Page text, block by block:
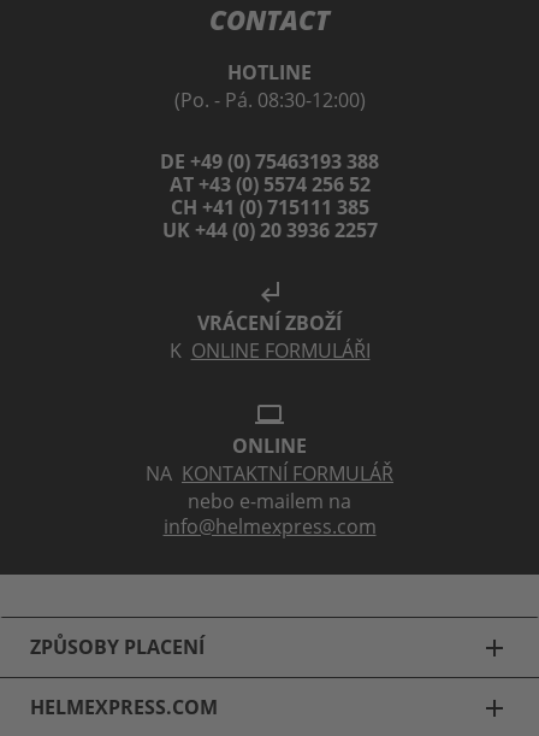
CONTACT
HOTLINE
(Po. - Pá. 08:30-12:00)
DE +49 (0) 75463193 388
AT +43 (0) 5574 256 52
CH +41 (0) 715111 385
UK +44 (0) 20 3936 2257
subdirectory_arrow_left
VRÁCENÍ ZBOŽÍ
K ONLINE FORMULÁŘI
laptop
ONLINE
NA KONTAKTNÍ FORMULÁŘ
nebo e-mailem na
info@helmexpress.com
ZPŮSOBY PLACENÍ add
HELMEXPRESS.COM add